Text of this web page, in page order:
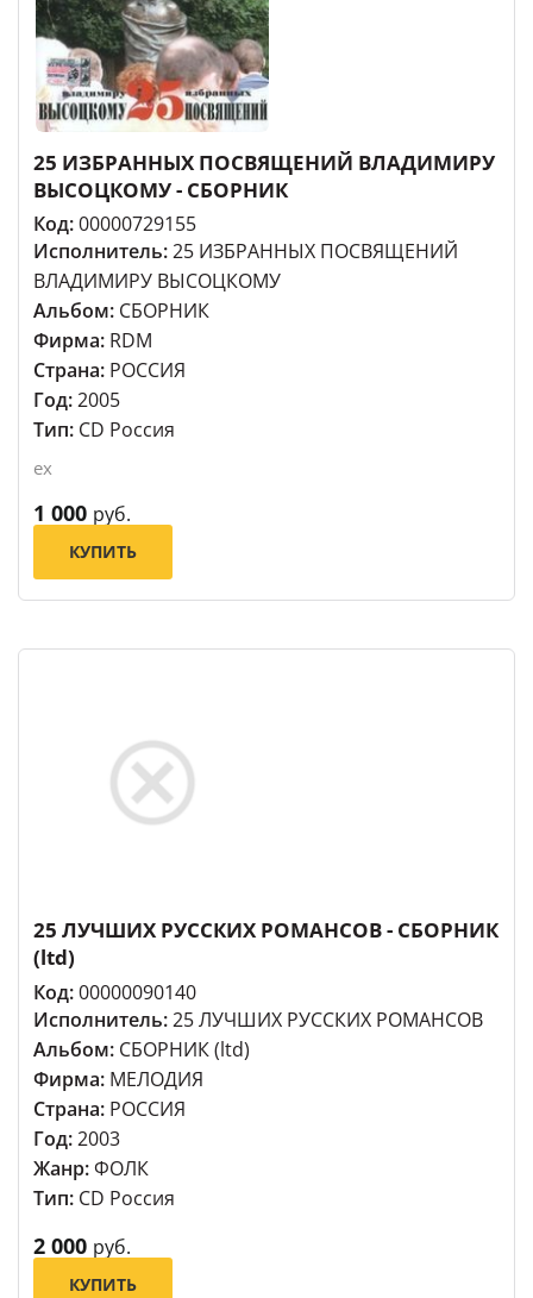
25 ИЗБРАННЫХ ПОСВЯЩЕНИЙ ВЛАДИМИРУ
ВЫСОЦКОМУ - СБОРНИК
Код:00000729155
Исполнитель:25 ИЗБРАННЫХ ПОСВЯЩЕНИЙ
ВЛАДИМИРУ ВЫСОЦКОМУ
Альбом: СБОРНИК
Фирма: RDM
Страна: РОССИЯ
Год:2005
Тип: CD Россия
ex
1 000 руб.
КУПИТЬ
25 ЛУЧШИХ РУССКИХ РОМАНСОВ - СБОРНИК
(ltd)
Код:00000090140
Исполнитель:25 ЛУЧШИХ РУССКИХ РОМАНСОВ
Альбом: СБОРНИК (ltd)
Фирма: МЕЛОДИЯ
Страна: РОССИЯ
Год:2003
Жанр:ФОЛК
Тип: CD Россия
2 000 руб.
КУПИТЬ